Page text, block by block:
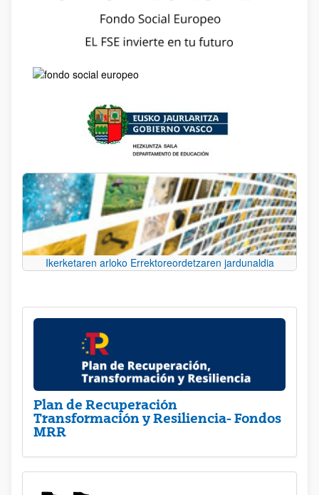
Ikerketaren arloko Errektoreordetzaren jardunaldia
Plan de Recuperación
Transformación y Resiliencia- Fondos
MRR